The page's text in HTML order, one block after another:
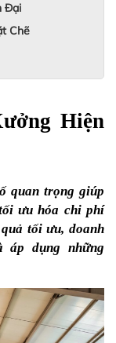
Đại
Chẽ
Hiện
quan trọng giúp
ưu hóa chi phí
tối ưu, doanh
áp dụng những